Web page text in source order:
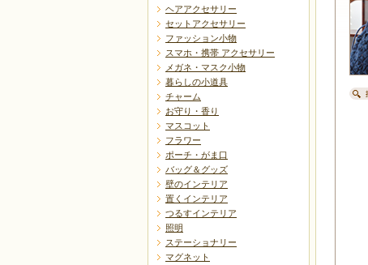
ヘアアクセサリー
セットアクセサリー
ファッション小物
スマホ・携帯 アクセサリー
メガネ・マスク小物
暮らしの小道具
チャーム
お守り・香り
マスコット
フラワー
ポーチ・がま口
バッグ＆グッズ
壁のインテリア
置くインテリア
つるすインテリア
照明
ステーショナリー
マグネット